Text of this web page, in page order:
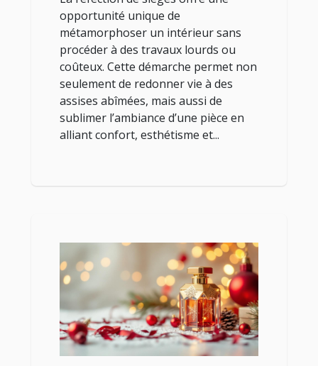
opportunité unique de
métamorphoser un intérieur sans
procéder à des travaux lourds ou
coûteux. Cette démarche permet non
seulement de redonner vie à des
assises abîmées, mais aussi de
sublimer l’ambiance d’une pièce en
alliant confort, esthétisme et...